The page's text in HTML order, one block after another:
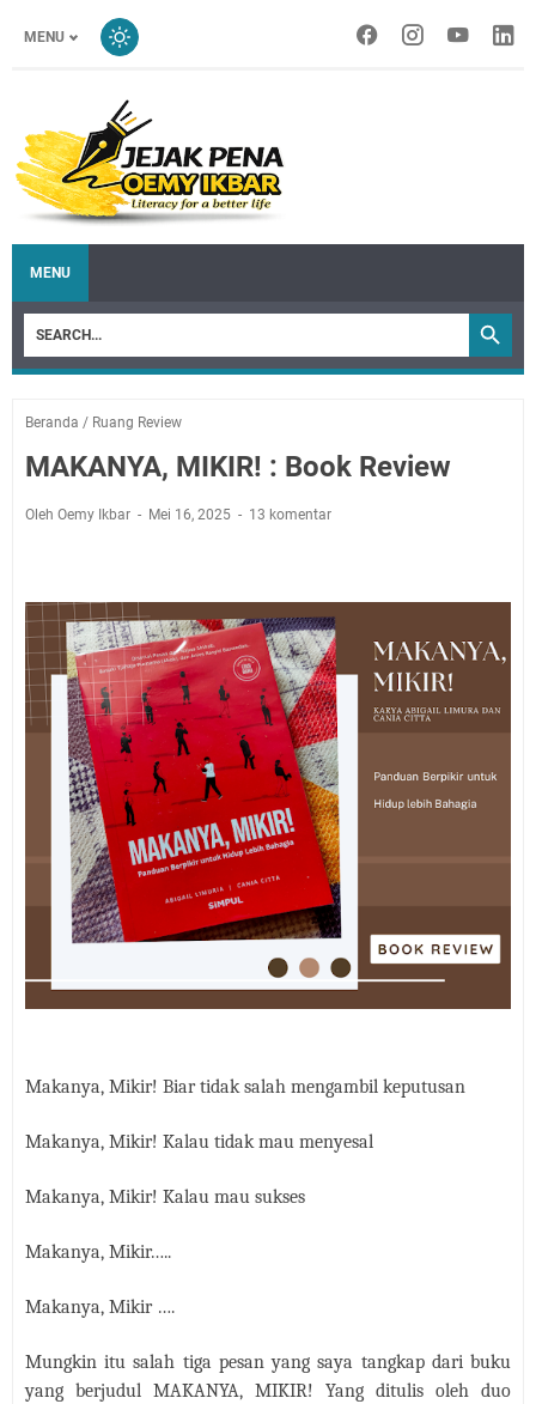
MENU
MENU
Beranda / Ruang Review
MAKANYA, MIKIR! : Book Review
Oleh Oemy Ikbar Mei 16, 2025 13 komentar
Makanya, Mikir! Biar tidak salah mengambil keputusan
Makanya, Mikir! Kalau tidak mau menyesal
Makanya, Mikir! Kalau mau sukses
Makanya, Mikir…..
Makanya, Mikir ….
Mungkin itu salah tiga pesan yang saya tangkap dari buku
yang berjudul MAKANYA, MIKIR! Yang ditulis oleh duo